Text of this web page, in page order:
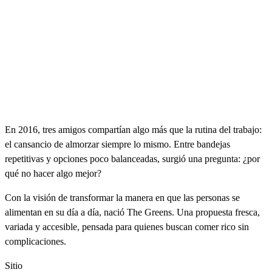
En 2016, tres amigos compartían algo más que la rutina del trabajo:
el cansancio de almorzar siempre lo mismo. Entre bandejas
repetitivas y opciones poco balanceadas, surgió una pregunta: ¿por
qué no hacer algo mejor?
Con la visión de transformar la manera en que las personas se
alimentan en su día a día, nació The Greens. Una propuesta fresca,
variada y accesible, pensada para quienes buscan comer rico sin
complicaciones.
Sitio